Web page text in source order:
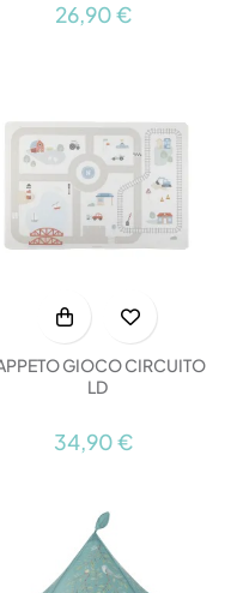
26,90 €
GIOCO CIRCUITO
LD
34,90 €